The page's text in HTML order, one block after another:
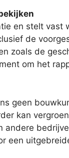
en stelt
de
zoals de
om het
geen
kan
andere
een